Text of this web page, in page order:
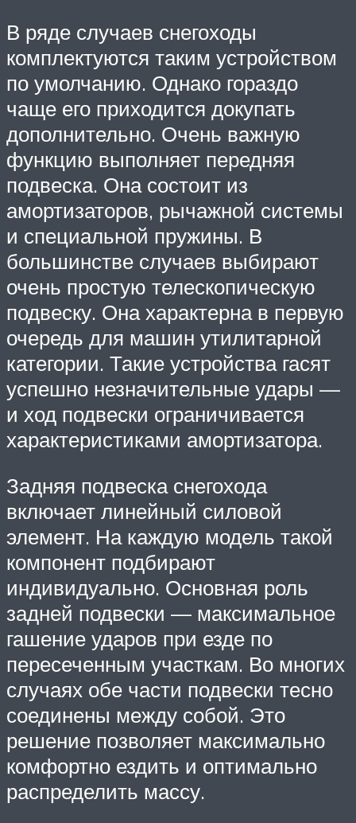
В ряде случаев снегоходы
комплектуются таким устройством
по умолчанию. Однако гораздо
чаще его приходится докупать
дополнительно. Очень важную
функцию выполняет передняя
подвеска. Она состоит из
амортизаторов, рычажной системы
и специальной пружины. В
большинстве случаев выбирают
очень простую телескопическую
подвеску. Она характерна в первую
очередь для машин утилитарной
категории. Такие устройства гасят
успешно незначительные удары —
и ход подвески ограничивается
характеристиками амортизатора.
Задняя подвеска снегохода
включает линейный силовой
элемент. На каждую модель такой
компонент подбирают
индивидуально. Основная роль
задней подвески — максимальное
гашение ударов при езде по
пересеченным участкам. Во многих
случаях обе части подвески тесно
соединены между собой. Это
решение позволяет максимально
комфортно ездить и оптимально
распределить массу.